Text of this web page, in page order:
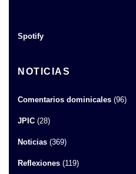
Spotify
NOTICIAS
Comentarios dominicales (96)
JPIC (28)
Noticias (369)
Reflexiones (119)